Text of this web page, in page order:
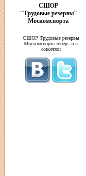
СШОР
"Трудовые резервы"
Москомспорта
СШОР Трудовые резервы
Москомспорта теперь и в
соцсетях: